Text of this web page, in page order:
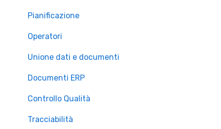
Pianificazione
Operatori
Unione dati e documenti
Documenti ERP
Controllo Qualità
Tracciabilità